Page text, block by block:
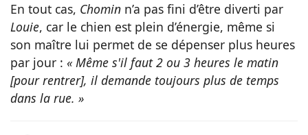
En tout cas, Chomin n’a pas fini d’être diverti par
Louie, car le chien est plein d’énergie, même si
son maître lui permet de se dépenser plus heures
par jour : « Même s'il faut 2 ou 3 heures le matin
[pour rentrer], il demande toujours plus de temps
dans la rue. »